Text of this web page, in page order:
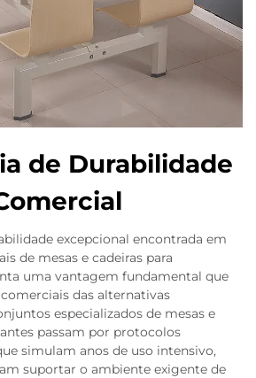
de Durabilidade
excepcional encontrada em
de mesas e cadeiras para
uma vantagem fundamental que
das alternativas
especializados de mesas e
passam por protocolos
simulam anos de uso intensivo,
suportar o ambiente exigente de